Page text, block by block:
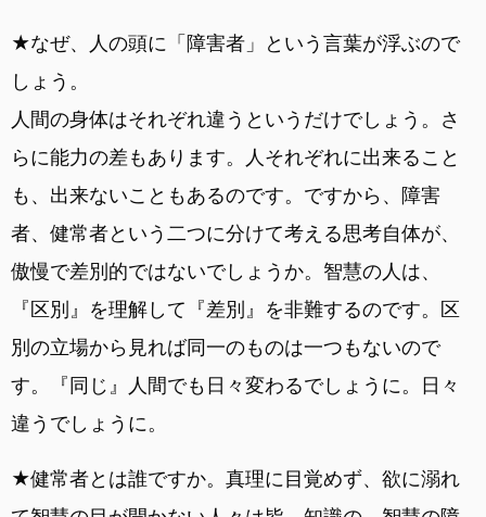
★なぜ、人の頭に「障害者」という言葉が浮ぶので
しょう。
人間の身体はそれぞれ違うというだけでしょう。さ
らに能力の差もあります。人それぞれに出来ること
も、出来ないこともあるのです。ですから、障害
者、健常者という二つに分けて考える思考自体が、
傲慢で差別的ではないでしょうか。智慧の人は、
『区別』を理解して『差別』を非難するのです。区
別の立場から見れば同一のものは一つもないので
す。『同じ』人間でも日々変わるでしょうに。日々
違うでしょうに。
★健常者とは誰ですか。真理に目覚めず、欲に溺れ